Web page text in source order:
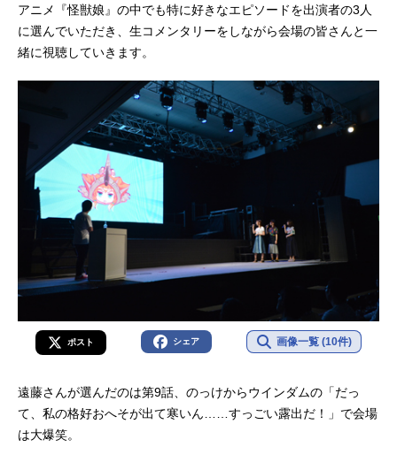
アニメ『怪獣娘』の中でも特に好きなエピソードを出演者の3人
に選んでいただき、生コメンタリーをしながら会場の皆さんと一
緒に視聴していきます。
ポスト シェア 画像一覧 (10件)
遠藤さんが選んだのは第9話、のっけからウインダムの「だっ
て、私の格好おへそが出て寒いん……すっごい露出だ！」で会場
は大爆笑。